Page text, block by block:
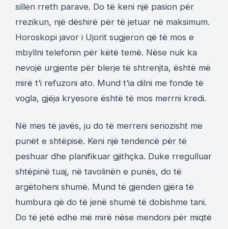
sillen rreth parave. Do të keni një pasion për
rrezikun, një dëshirë për të jetuar në maksimum.
Horoskopi javor i Ujorit sugjeron që të mos e
mbyllni telefonin për këtë temë. Nëse nuk ka
nevojë urgjente për blerje të shtrenjta, është më
mirë t’i refuzoni ato. Mund t’ia dilni me fonde të
vogla, gjëja kryesore është të mos merrni kredi.
Në mes të javës, ju do të merreni seriozisht me
punët e shtëpisë. Keni një tendencë për të
peshuar dhe planifikuar gjithçka. Duke rregulluar
shtëpinë tuaj, në tavolinën e punës, do të
argëtoheni shumë. Mund të gjenden gjëra të
humbura që do të jenë shumë të dobishme tani.
Do të jetë edhe më mirë nëse mendoni për miqtë